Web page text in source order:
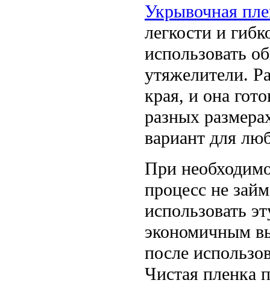
Укрывочная
легкости и
использовать
утяжелители.
края, и она
разных
вариант для
При
процесс не
использовать
экономичным
после
Чистая пленка